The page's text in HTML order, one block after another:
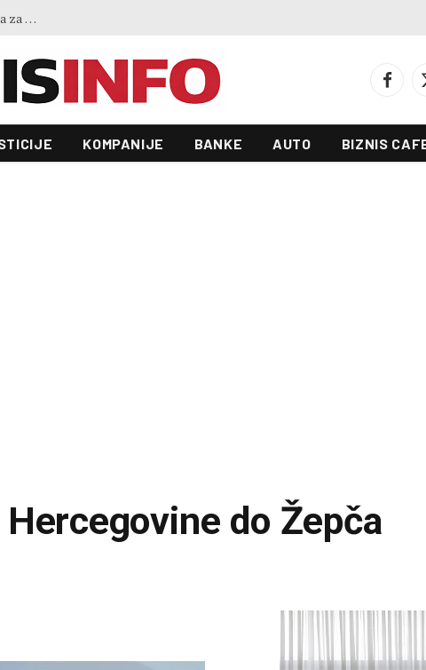
Predstavljen projekt “Galeria”: Toranj od 31 sprata i investicija od 100 miliona KM, gradnja već počela
KOMPANIJE BANKE AUTO BIZNIS
do Žepča